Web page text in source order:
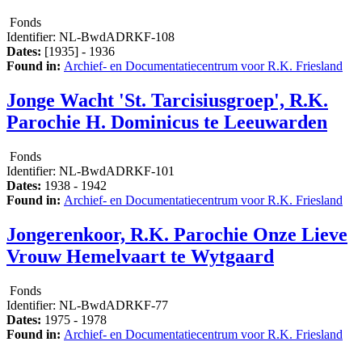
Fonds
Identifier: NL-BwdADRKF-108
Dates: [1935] - 1936
Found in: Archief- en Documentatiecentrum voor R.K. Friesland
Jonge Wacht 'St. Tarcisiusgroep', R.K.
Parochie H. Dominicus te Leeuwarden
Fonds
Identifier: NL-BwdADRKF-101
Dates: 1938 - 1942
Found in: Archief- en Documentatiecentrum voor R.K. Friesland
Jongerenkoor, R.K. Parochie Onze Lieve
Vrouw Hemelvaart te Wytgaard
Fonds
Identifier: NL-BwdADRKF-77
Dates: 1975 - 1978
Found in: Archief- en Documentatiecentrum voor R.K. Friesland